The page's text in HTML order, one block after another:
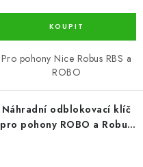
Pro pohony Nice Robus RBS a
ROBO
Náhradní odblokovací klíč
pro pohony ROBO a Robus